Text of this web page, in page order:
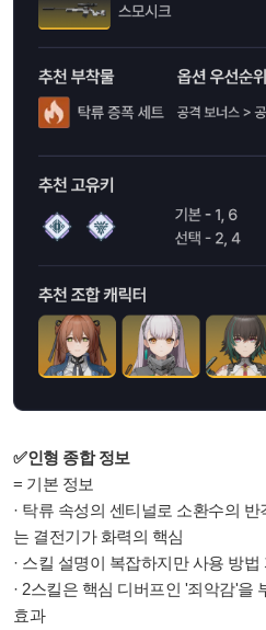
✅인형 종합 정보
= 기본 정보
· 탁류 속성의 센티널로 소환수의
는 결전기가 화력의 핵심
· 스킬 설명이 복잡하지만 사용 방
· 2스킬은 핵심 디버프인 '죄악감'을
효과